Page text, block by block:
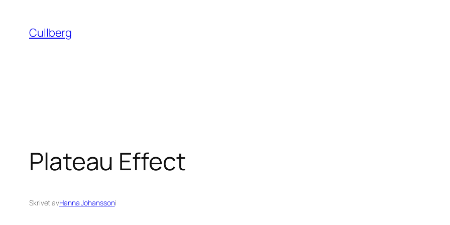
innehåll
Cullberg
Plateau Effect
Skrivet avHanna Johanssoni